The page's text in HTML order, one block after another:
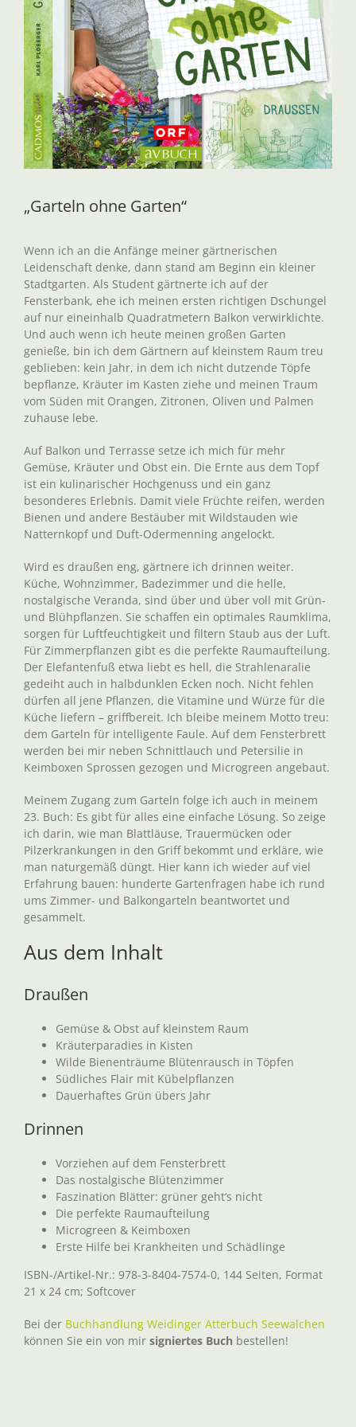
„Garteln ohne Garten“
Wenn ich an die Anfänge meiner gärtnerischen
Leidenschaft denke, dann stand am Beginn ein kleiner
Stadtgarten. Als Student gärtnerte ich auf der
Fensterbank, ehe ich meinen ersten richtigen Dschungel
auf nur eineinhalb Quadratmetern Balkon verwirklichte.
Und auch wenn ich heute meinen großen Garten
genieße, bin ich dem Gärtnern auf kleinstem Raum treu
geblieben: kein Jahr, in dem ich nicht dutzende Töpfe
bepflanze, Kräuter im Kasten ziehe und meinen Traum
vom Süden mit Orangen, Zitronen, Oliven und Palmen
zuhause lebe.
Auf Balkon und Terrasse setze ich mich für mehr
Gemüse, Kräuter und Obst ein. Die Ernte aus dem Topf
ist ein kulinarischer Hochgenuss und ein ganz
besonderes Erlebnis. Damit viele Früchte reifen, werden
Bienen und andere Bestäuber mit Wildstauden wie
Natternkopf und Duft-Odermenning angelockt.
Wird es draußen eng, gärtnere ich drinnen weiter.
Küche, Wohnzimmer, Badezimmer und die helle,
nostalgische Veranda, sind über und über voll mit Grün-
und Blühpflanzen. Sie schaffen ein optimales Raumklima,
sorgen für Luftfeuchtigkeit und filtern Staub aus der Luft.
Für Zimmerpflanzen gibt es die perfekte Raumaufteilung.
Der Elefantenfuß etwa liebt es hell, die Strahlenaralie
gedeiht auch in halbdunklen Ecken noch. Nicht fehlen
dürfen all jene Pflanzen, die Vitamine und Würze für die
Küche liefern – griffbereit. Ich bleibe meinem Motto treu:
dem Garteln für intelligente Faule. Auf dem Fensterbrett
werden bei mir neben Schnittlauch und Petersilie in
Keimboxen Sprossen gezogen und Microgreen angebaut.
Meinem Zugang zum Garteln folge ich auch in meinem
23. Buch: Es gibt für alles eine einfache Lösung. So zeige
ich darin, wie man Blattläuse, Trauermücken oder
Pilzerkrankungen in den Griff bekommt und erkläre, wie
man naturgemäß düngt. Hier kann ich wieder auf viel
Erfahrung bauen: hunderte Gartenfragen habe ich rund
ums Zimmer- und Balkongarteln beantwortet und
gesammelt.
Aus dem Inhalt
Draußen
Gemüse & Obst auf kleinstem Raum
Kräuterparadies in Kisten
Wilde Bienenträume Blütenrausch in Töpfen
Südliches Flair mit Kübelpflanzen
Dauerhaftes Grün übers Jahr
Drinnen
Vorziehen auf dem Fensterbrett
Das nostalgische Blütenzimmer
Faszination Blätter: grüner geht‘s nicht
Die perfekte Raumaufteilung
Microgreen & Keimboxen
Erste Hilfe bei Krankheiten und Schädlinge
ISBN-/Artikel-Nr.: 978-3-8404-7574-0, 144 Seiten, Format
21 x 24 cm; Softcover
Bei der Buchhandlung Weidinger Atterbuch Seewalchen
können Sie ein von mir signiertes Buch bestellen!